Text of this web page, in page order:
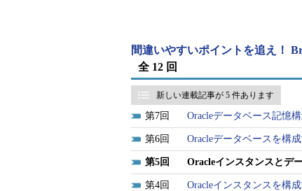
初期化パラメータファイルは、
グラウンドプロセスの起動を行
って、初期化パラメータファイ
となります。
初期化パラメータファイルが損
ります。
間違いやすいポイントを追え！
全 12 回
新しい連載記事が 5 件あります
7 Oracleデータベース記憶
6 Oracleデータベースを構
5 Oracleインスタンスとデ
4 Oracleインスタンスを構